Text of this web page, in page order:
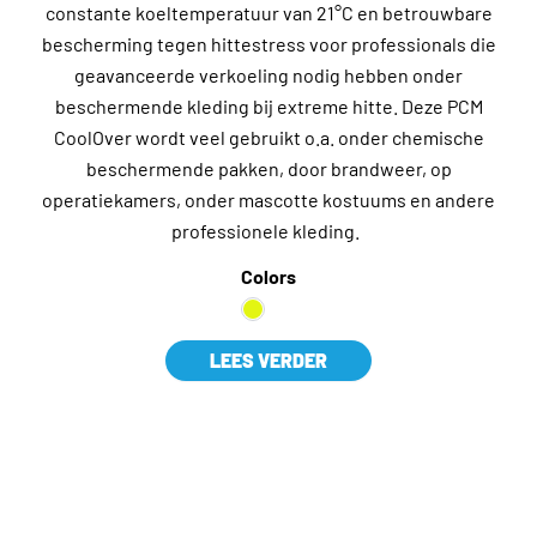
constante koeltemperatuur van 21°C en betrouwbare
bescherming tegen hittestress voor professionals die
geavanceerde verkoeling nodig hebben onder
beschermende kleding bij extreme hitte. Deze PCM
CoolOver wordt veel gebruikt o.a. onder chemische
beschermende pakken, door brandweer, op
operatiekamers, onder mascotte kostuums en andere
professionele kleding.
Colors
LEES VERDER